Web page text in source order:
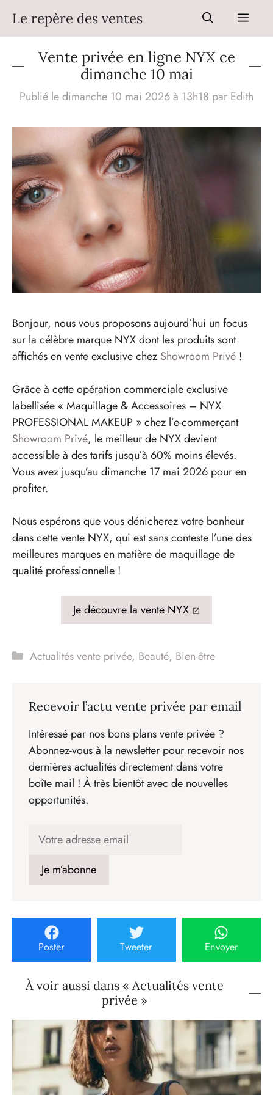
contenu
Le repère des ventes Menu
Vente privée en ligne NYX ce
dimanche 10 mai
Publié le dimanche 10 mai 2026 à 13h18 par Edith
Bonjour, nous vous proposons aujourd’hui un focus
sur la célèbre marque NYX dont les produits sont
affichés en vente exclusive chez Showroom Privé !
Grâce à cette opération commerciale exclusive
labellisée « Maquillage & Accessoires – NYX
PROFESSIONAL MAKEUP » chez l’e-commerçant
Showroom Privé, le meilleur de NYX devient
accessible à des tarifs jusqu’à 60% moins élevés.
Vous avez jusqu’au dimanche 17 mai 2026 pour en
profiter.
Nous espérons que vous dénicherez votre bonheur
dans cette vente NYX, qui est sans conteste l’une des
meilleures marques en matière de maquillage de
qualité professionnelle !
Je découvre la vente NYX
Catégories
Actualités vente privée, Beauté, Bien-être
Recevoir l’actu vente privée par email
Intéressé par nos bons plans vente privée ?
Abonnez-vous à la newsletter pour recevoir nos
dernières actualités directement dans votre
boîte mail ! À très bientôt avec de nouvelles
opportunités.
Poster Tweeter Envoyer
À voir aussi dans « Actualités vente
privée »